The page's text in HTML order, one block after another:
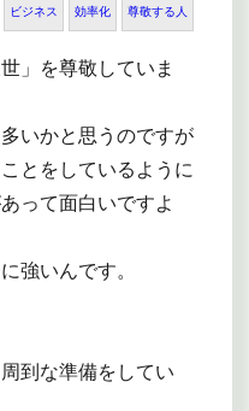
ビジネス 効率化 尊敬する人
」を尊敬していま
いかと思うのですが
とをしているように
って面白いですよ
強いんです。
到な準備をしてい